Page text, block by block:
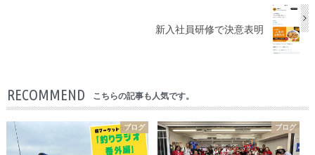
新入社員研修で決意表明
RECOMMEND こちらの記事も人気です。
ブログ ブログ